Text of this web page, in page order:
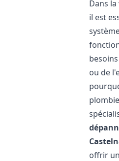
Dans
il est
ou de
offrir